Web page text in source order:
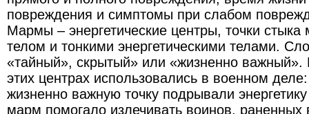
повреждения и симптомы при слабом
Мармы – энергетические центры, точки
телом и тонкими энергетическими телами.
«тайный», скрытый» или «жизненно важный».
этих центрах использовались в военном
жизненно важную точку подрывали
марм помогало излечивать воинов, раненных